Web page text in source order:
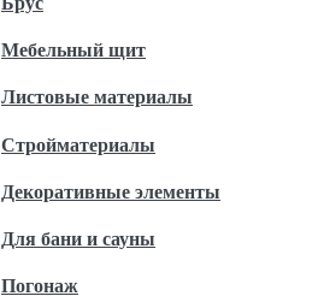
Мебельный щит
Листовые материалы
Стройматериалы
Декоративные элементы
Для бани и сауны
Погонаж